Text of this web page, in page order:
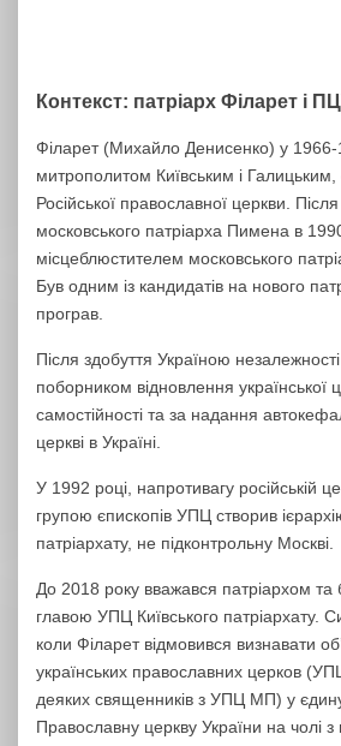
Контекст: патріарх Філарет і
Філарет (Михайло Денисенко) у
митрополитом Київським і Галицьким,
Російської православної церкви.
московського патріарха Пимена в
місцеблюстителем московського
Був одним із кандидатів на нового
програв.
Після здобуття Україною
поборником відновлення української
самостійності та за надання
церкві в Україні.
У 1992 році, напротивагу російській
групою єпископів УПЦ створив
патріархату, не підконтрольну Москві.
До 2018 року вважався патріархом та
главою УПЦ Київського патріархату.
коли Філарет відмовився визнавати
українських православних церков
деяких священників з УПЦ МП) у
Православну церкву України на чолі